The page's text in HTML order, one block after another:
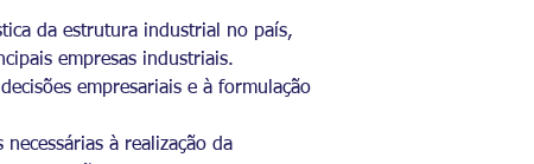
da estrutura industrial no país,
empresas industriais.
empresariais e à formulação
à realização da